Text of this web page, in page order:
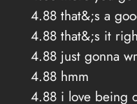
4.88 that&;s a
4.88 that&;s it
4.88 just gonna
4.88 hmm
4.88 i love being